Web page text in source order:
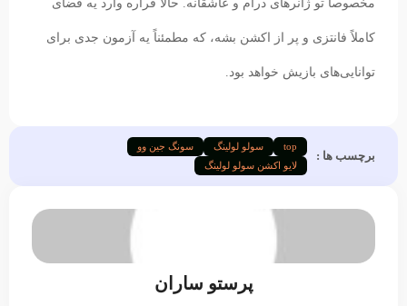
مخصوصاً تو ژانرهای درام و عاشقانه. حالا قراره وارد یه فضای
کاملاً فانتزی و پر از اکشن بشه، که مطمئناً یه آزمون جدی برای
توانایی‌های بازیش خواهد بود.
برچسب ها :
top سولو لولینگ
سونگ جین وو
لایو اکشن سولو لولینگ
پرستو ساران